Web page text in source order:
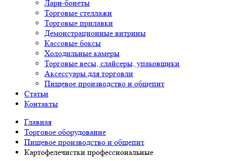
Лари-бонеты
Торговые стеллажи
Торговые прилавки
Демонстрационные витрины
Кассовые боксы
Холодильные камеры
Торговые весы, слайсеры, упаковщики
Аксессуары для торговли
Пищевое производство и общепит
Статьи
Контакты
Главная
Торговое оборудование
Пищевое производство и общепит
Картофелечистки профессиональные